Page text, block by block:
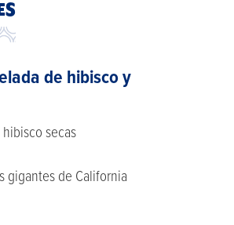
de hibisco y
secas
gigantes de California